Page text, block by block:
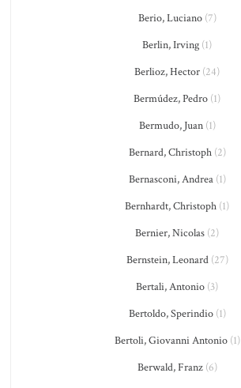
Berio, Luciano(7)
Berlin, Irving (1)
Berlioz, Hector (24)
Bermúdez, Pedro (1)
Bermudo, Juan(1)
Bernard, Christoph(2)
Bernasconi, Andrea(1)
Bernhardt, Christoph (1)
Bernier, Nicolas (2)
Bernstein, Leonard(27)
Bertali, Antonio (3)
Bertoldo, Sperindio(1)
Bertoli, Giovanni Antonio(1)
Berwald, Franz(6)